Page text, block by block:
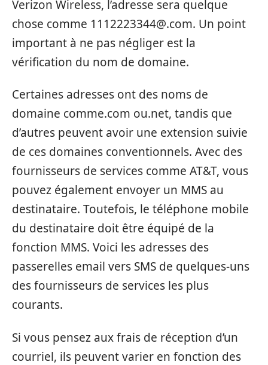
Verizon Wireless, l’adresse sera quelque
chose comme 1112223344@.com. Un point
important à ne pas négliger est la
vérification du nom de domaine.
Certaines adresses ont des noms de
domaine comme.com ou.net, tandis que
d’autres peuvent avoir une extension suivie
de ces domaines conventionnels. Avec des
fournisseurs de services comme AT&T, vous
pouvez également envoyer un MMS au
destinataire. Toutefois, le téléphone mobile
du destinataire doit être équipé de la
fonction MMS. Voici les adresses des
passerelles email vers SMS de quelques-uns
des fournisseurs de services les plus
courants.
Si vous pensez aux frais de réception d’un
courriel, ils peuvent varier en fonction des